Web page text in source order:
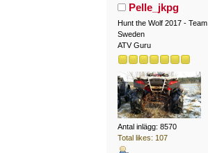
Pelle_jkpg
Hunt the Wolf 2017 - Team
Sweden
ATV Guru
Antal inlägg: 8570
Total likes: 107